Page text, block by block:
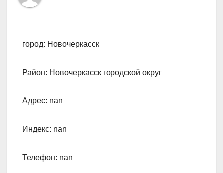
город: Новочеркасск
Район: Новочеркасск городской округ
Адрес: nan
Индекс: nan
Телефон: nan